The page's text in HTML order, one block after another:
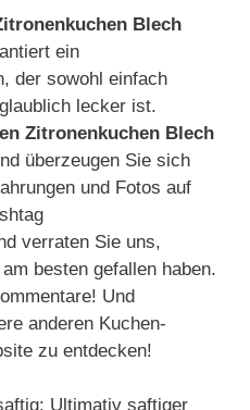
Blech
ein
der sowohl einfach
lecker ist.
Zitronenkuchen Blech
überzeugen Sie sich
und Fotos auf
verraten Sie uns,
besten gefallen haben.
Und
anderen Kuchen-
zu entdecken!